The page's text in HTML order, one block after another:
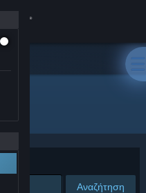
Αναζήτηση